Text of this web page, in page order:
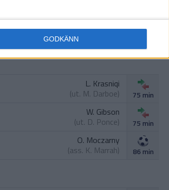
GODKÄNN
L. Krasniqi
(ut. M. Darboe) 75 min
W. Gibson
(ut. D. Ponce) 75 min
O. Moczarny
(ass. K. Marrah) 86 min